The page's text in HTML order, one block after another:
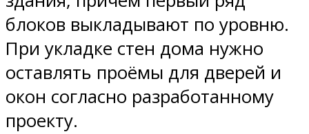
блоков выкладывают по уровню.
При укладке стен дома нужно
оставлять проёмы для дверей и
окон согласно разработанному
проекту.